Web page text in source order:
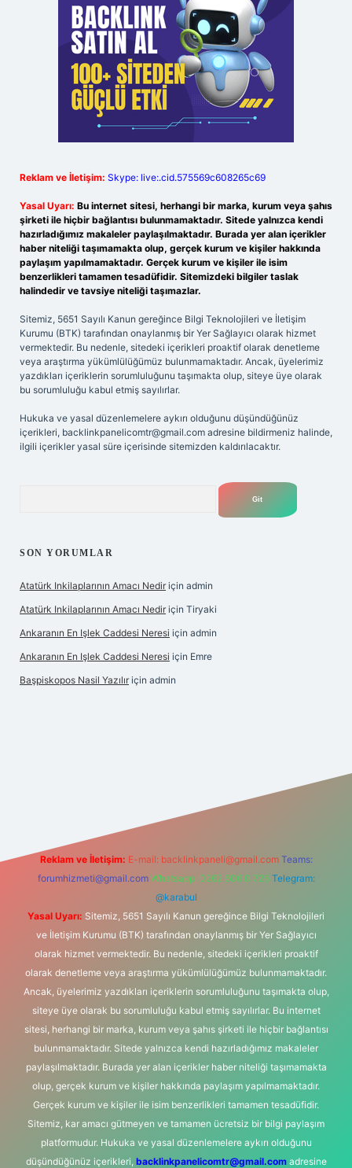
Reklam ve İletişim: Skype: live:.cid.575569c608265c69
Yasal Uyarı: Bu internet sitesi, herhangi bir marka, kurum veya şahıs
şirketi ile hiçbir bağlantısı bulunmamaktadır. Sitede yalnızca kendi
hazırladığımız makaleler paylaşılmaktadır. Burada yer alan içerikler
haber niteliği taşımamakta olup, gerçek kurum ve kişiler hakkında
paylaşım yapılmamaktadır. Gerçek kurum ve kişiler ile isim
benzerlikleri tamamen tesadüfidir. Sitemizdeki bilgiler taslak
halindedir ve tavsiye niteliği taşımazlar.
Sitemiz, 5651 Sayılı Kanun gereğince Bilgi Teknolojileri ve İletişim
Kurumu (BTK) tarafından onaylanmış bir Yer Sağlayıcı olarak hizmet
vermektedir. Bu nedenle, sitedeki içerikleri proaktif olarak denetleme
veya araştırma yükümlülüğümüz bulunmamaktadır. Ancak, üyelerimiz
yazdıkları içeriklerin sorumluluğunu taşımakta olup, siteye üye olarak
bu sorumluluğu kabul etmiş sayılırlar.
Hukuka ve yasal düzenlemelere aykırı olduğunu düşündüğünüz
içerikleri, backlinkpanelicomtr@gmail.com adresine bildirmeniz halinde,
ilgili içerikler yasal süre içerisinde sitemizden kaldırılacaktır.
SON YORUMLAR
Atatürk Inkilaplarının Amacı Nedir için admin
Atatürk Inkilaplarının Amacı Nedir için Tiryaki
Ankaranın En Işlek Caddesi Neresi için admin
Ankaranın En Işlek Caddesi Neresi için Emre
Başpiskopos Nasil Yazılır için admin
Reklam ve İletişim: E-mail: backlinkpaneli@gmail.com Teams:
forumhizmeti@gmail.com Whatsapp: 0262 606 0 726 Telegram:
@karabul
Yasal Uyarı: Sitemiz, 5651 Sayılı Kanun gereğince Bilgi Teknolojileri
ve İletişim Kurumu (BTK) tarafından onaylanmış bir Yer Sağlayıcı
olarak hizmet vermektedir. Bu nedenle, sitedeki içerikleri proaktif
olarak denetleme veya araştırma yükümlülüğümüz bulunmamaktadır.
Ancak, üyelerimiz yazdıkları içeriklerin sorumluluğunu taşımakta olup,
siteye üye olarak bu sorumluluğu kabul etmiş sayılırlar. Bu internet
sitesi, herhangi bir marka, kurum veya şahıs şirketi ile hiçbir bağlantısı
bulunmamaktadır. Sitede yalnızca kendi hazırladığımız makaleler
paylaşılmaktadır. Burada yer alan içerikler haber niteliği taşımamakta
olup, gerçek kurum ve kişiler hakkında paylaşım yapılmamaktadır.
Gerçek kurum ve kişiler ile isim benzerlikleri tamamen tesadüfidir.
Sitemiz, kar amacı gütmeyen ve tamamen ücretsiz bir bilgi paylaşım
platformudur. Hukuka ve yasal düzenlemelere aykırı olduğunu
düşündüğünüz içerikleri, backlinkpanelicomtr@gmail.comadresine